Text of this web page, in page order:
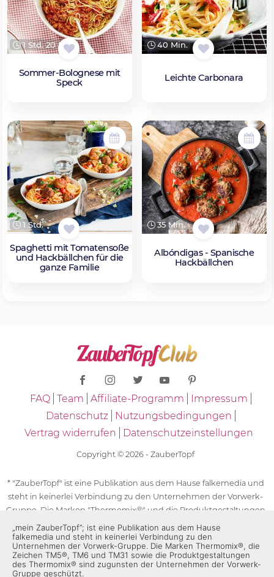
1 Std. 20 Min.
Sommer-Bolognese mit
Speck
40 Min.
Leichte Carbonara
1 Std.
Spaghetti mit Tomatensoße
und Hackbällchen für die
ganze Familie
35 Min.
Albóndigas - Spanische
Hackbällchen
FAQ Team Affiliate-Programm
Impressum
Datenschutz
Nutzungsbedingungen
Vertrag widerrufen
Datenschutzeinstellungen
Copyright © 2026 - ZauberTopf
* "ZauberTopf" ist eine Publikation aus dem Hause falkemedia und
steht in keinerlei Verbindung zu den Unternehmen der Vorwerk-
Gruppe. Die Marken "Thermomix®" und die Produktgestaltungen
des "Thermomix®" sind eingetragene Marken der Unternehmen
der Vorwerk-Gruppe. Die Marken Thermomix®, die Zeichen TM5®,
TM6 und TM31 sowie die Produktgestaltungen des Thermomix®
sind zugunsten der Unternehmen der Vorwerk-Gruppe
„mein ZauberTopf”; ist eine Publikation aus dem Hause
falkemedia und steht in keinerlei Verbindung zu den
Unternehmen der Vorwerk-Gruppe. Die Marken Thermomix®, die
Zeichen TM5®, TM6 und TM31 sowie die Produktgestaltungen
des Thermomix® sind zugunsten der Unternehmen der Vorwerk-
Gruppe geschützt.